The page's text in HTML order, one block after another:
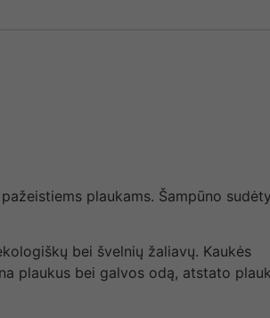
plaukams. Šampūno
bei švelnių žaliavų. Kaukės
plaukus bei galvos odą, atstato